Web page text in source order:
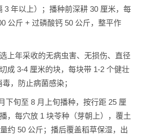
3 年以上）；播种前深耕 30 厘米，每
公斤 + 过磷酸钙 50 公斤，整平作
年采收的无病虫害、无损伤、直径
成 3-4 厘米的块，每块带 1-2 个健壮
，防止病菌感染；
旬至 8 月上旬播种，按行距 25 厘
，每穴放 1 块苓种（芽朝上），覆土
约 50 公斤；播后覆盖稻草保湿，出